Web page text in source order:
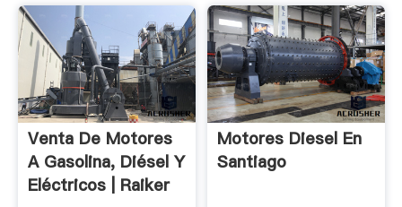
Venta De Motores
A Gasolina, Diésel Y
Eléctricos | Raiker
Motores Diesel En
Santiago